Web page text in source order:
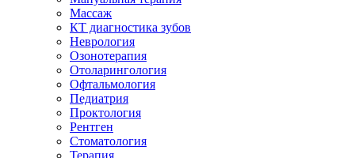
Массаж
КТ диагностика зубов
Неврология
Озонотерапия
Отоларингология
Офтальмология
Педиатрия
Проктология
Рентген
Стоматология
Терапия